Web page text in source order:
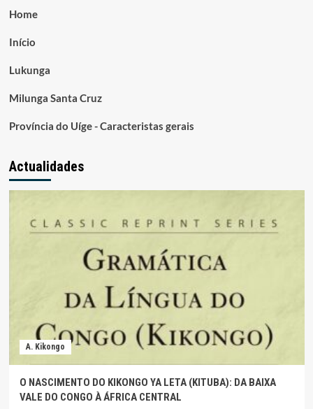
Home
Início
Lukunga
Milunga Santa Cruz
Província do Uíge - Caracteristas gerais
Actualidades
A. Kikongo
O NASCIMENTO DO KIKONGO YA LETA (KITUBA): DA BAIXA
VALE DO CONGO À ÁFRICA CENTRAL